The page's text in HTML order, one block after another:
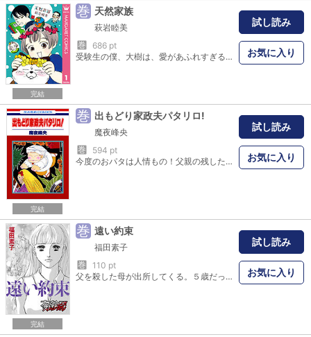
完結
巻 天然家族
萩岩睦美
巻
686 pt
受験生の僕、大樹は、愛があふれすぎる父母や、すこしフシギで甘えん坊の妹やペットたちとの生活にうんざり。だけどホントは、そんなみんなが大好きなんだ…。
試し読み
お気に入り
完結
巻 出もどり家政夫パタリロ!
魔夜峰央
巻
594 pt
今度のおパタは人情もの！父親の残した借金を返すため、再びかっぽう着に身を包んだおパタ。それなのに、借金のことも忘れて(？)お客様のためにひと肌脱ぎます！
試し読み
お気に入り
完結
巻 遠い約束
福田素子
巻
110 pt
父を殺した母が出所してくる。５歳だった娘は17歳。母親と会うことを切望するが、その心の底にあるのは…思慕ではなく、憎しみだった…。※この作品はブラックショコラスキャンダルno.9に収録されています。重複購入にご注意ください。
試し読み
お気に入り